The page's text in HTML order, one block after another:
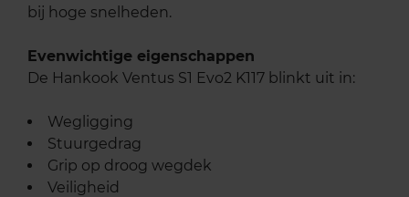
bij hoge snelheden.
Evenwichtige eigenschappen
De Hankook Ventus S1 Evo2 K117 blinkt uit in:
Wegligging
Stuurgedrag
Grip op droog wegdek
Veiligheid